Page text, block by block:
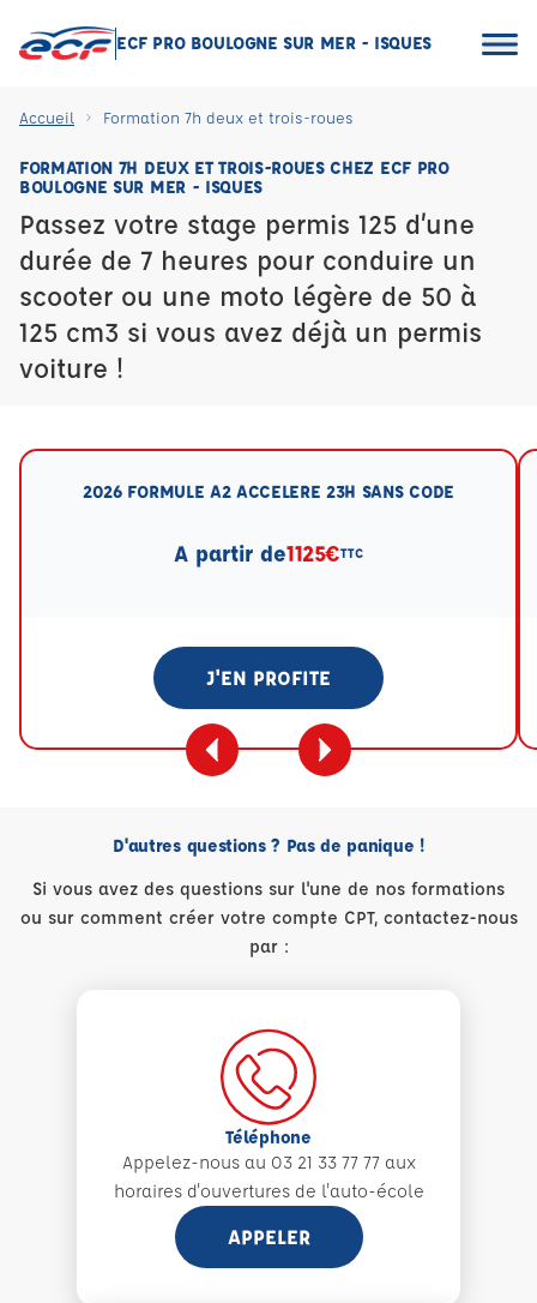
ECF PRO BOULOGNE SUR MER - ISQUES
Accueil Formation 7h deux et trois-roues
FORMATION 7H DEUX ET TROIS-ROUES CHEZ ECF PRO
BOULOGNE SUR MER - ISQUES
Passez votre stage permis 125 d’une
durée de 7 heures pour conduire un
scooter ou une moto légère de 50 à
125 cm3 si vous avez déjà un permis
voiture !
2026 FORMULE A2 ACCELERE 23H SANS CODE
A partir de1125€TTC
J'EN PROFITE
D'autres questions ? Pas de panique !
Si vous avez des questions sur l'une de nos formations
ou sur comment créer votre compte CPT, contactez-nous
par :
Téléphone
Appelez-nous au 03 21 33 77 77 aux
horaires d'ouvertures de l'auto-école
APPELER